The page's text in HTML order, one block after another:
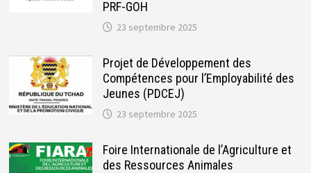
PRF-GOH
23 septembre 2025
Projet de Développement des
Compétences pour l’Employabilité des
Jeunes (PDCEJ)
23 septembre 2025
Foire Internationale de l’Agriculture et
des Ressources Animales